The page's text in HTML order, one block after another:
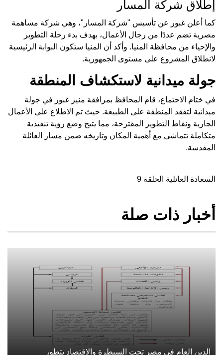
إطلاق شركة المسار
كما أعلن غبور عن تأسيس "شركة المسار"، وهي شركة مساهمة
مصرية تضم عددًا من رجال الأعمال، بهدف بدء رحلة التطوير
والإحياء من محافظة المنيا. وأكد أن المنيا ستكون البوابة الرئيسية
لانطلاق المشروع على مستوى الجمهورية.
جولة ميدانية لاستكشاف المنطقة
في ختام الاجتماع، قام المحافظ بمرافقة منير غبور في جولة
ميدانية لتفقد المنطقة على الطبيعة. حيث تم الاطلاع على الأعمال
الجارية ونقاط التطوير المقترحة، مما يتيح وضع رؤية تنفيذية
متكاملة تتماشى مع أهمية المكان وتاريخه ضمن مسار العائلة
المقدسة.
السعادة العائلية الحلقة 9
أخبار ذات صلة
الدين العام في مصر تحت السيطرة والاقتصاد يتطور